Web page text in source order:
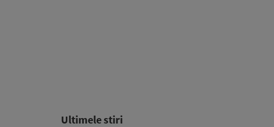
Ultimele stiri